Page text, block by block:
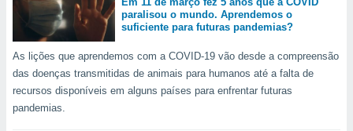
tal,
ou opor-
qualquer
em “
paralisou o mundo. Aprendemos o
suficiente para futuras pandemias?
As lições que aprendemos com a COVID-19 vão desde a compreensão
das doenças transmitidas de animais para humanos até a falta de
recursos disponíveis em alguns países para enfrentar futuras
pandemias.